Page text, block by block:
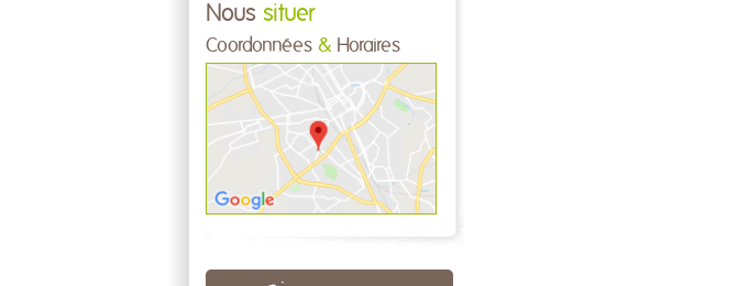
Nous situer
Coordonnées & Horaires